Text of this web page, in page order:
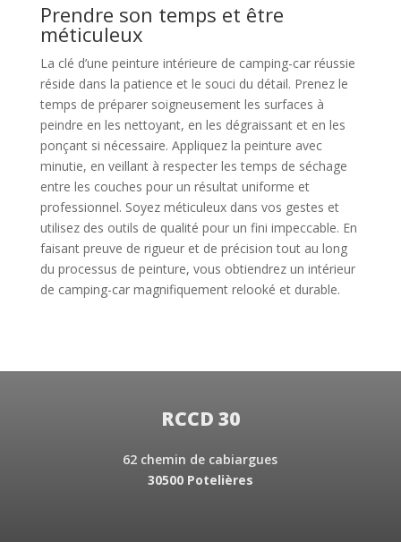
Prendre son temps et être
méticuleux
La clé d’une peinture intérieure de camping-car réussie
réside dans la patience et le souci du détail. Prenez le
temps de préparer soigneusement les surfaces à
peindre en les nettoyant, en les dégraissant et en les
ponçant si nécessaire. Appliquez la peinture avec
minutie, en veillant à respecter les temps de séchage
entre les couches pour un résultat uniforme et
professionnel. Soyez méticuleux dans vos gestes et
utilisez des outils de qualité pour un fini impeccable. En
faisant preuve de rigueur et de précision tout au long
du processus de peinture, vous obtiendrez un intérieur
de camping-car magnifiquement relooké et durable.
RCCD 30
62 chemin de cabiargues
30500 Potelières